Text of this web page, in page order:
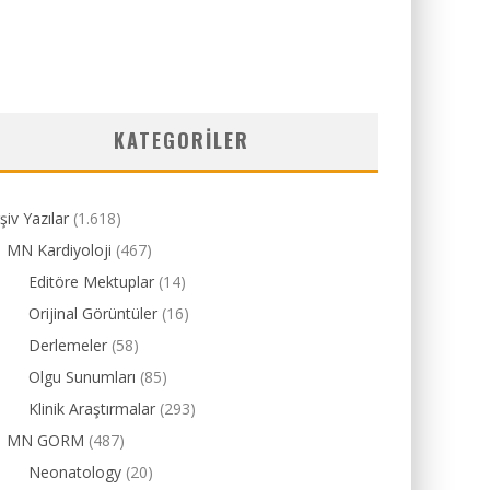
KATEGORILER
Yazılar (1.618)
MN Kardiyoloji (467)
Editöre Mektuplar (14)
Orijinal Görüntüler (16)
Derlemeler (58)
Olgu Sunumları (85)
Klinik Araştırmalar (293)
MN GORM (487)
Neonatology (20)